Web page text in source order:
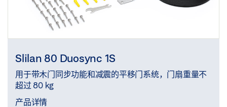
Slilan 80 Duosync 1S
用于带木门同步功能和减震的平移门系统，门扇重量不
超过 80 kg
产品详情